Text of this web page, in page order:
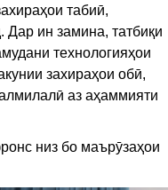
табиӣ,
ин замина, татбиқи
технологияҳои
захираҳои обӣ,
аз аҳаммияти
низ бо маърӯзаҳои